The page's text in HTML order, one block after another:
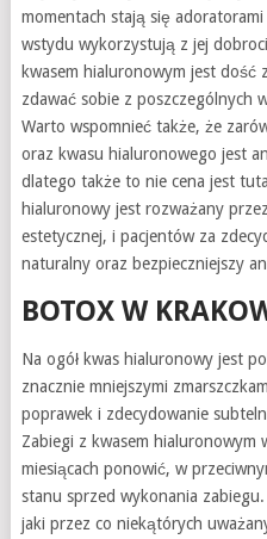
momentach stają się
wstydu wykorzystują z jej
kwasem hialuronowym jest dość
zdawać sobie z poszczególnych
Warto wspomnieć także, że
oraz kwasu hialuronowego jest
dlatego także to nie cena jest
hialuronowy jest rozważany
estetycznej, i pacjentów za
naturalny oraz bezpieczniejszy
BOTOX W
Na ogół kwas hialuronowy jest
znacznie mniejszymi
poprawek i zdecydowanie
Zabiegi z kwasem hialuronowym
miesiącach ponowić, w
stanu sprzed wykonania
jaki przez co niekątórych